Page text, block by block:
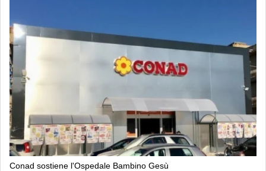
Conad sostiene l'Ospedale Bambino Gesù